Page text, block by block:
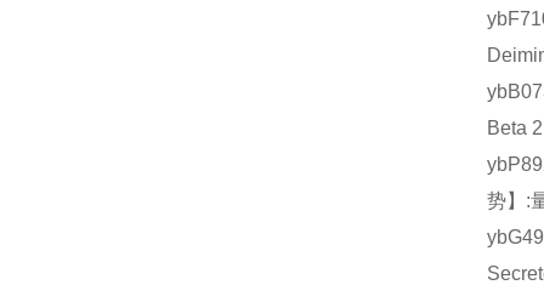
Beta
势】: